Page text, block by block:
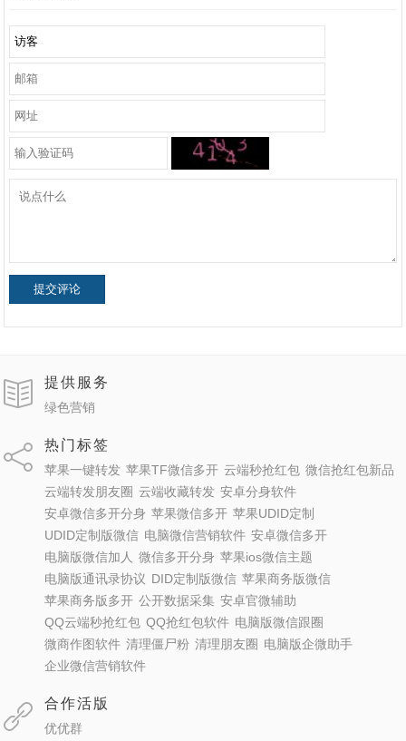
提交评论
提供服务
绿色营销
热门标签
苹果一键转发 苹果TF微信多开 云端秒抢红包 微信抢红包新品
云端转发朋友圈 云端收藏转发 安卓分身软件
安卓微信多开分身 苹果微信多开 苹果UDID定制
UDID定制版微信 电脑微信营销软件 安卓微信多开
电脑版微信加人 微信多开分身 苹果ios微信主题
电脑版通讯录协议 DID定制版微信 苹果商务版微信
苹果商务版多开 公开数据采集 安卓官微辅助
QQ云端秒抢红包 QQ抢红包软件 电脑版微信跟圈
微商作图软件 清理僵尸粉 清理朋友圈 电脑版企微助手
企业微信营销软件
合作活版
优优群